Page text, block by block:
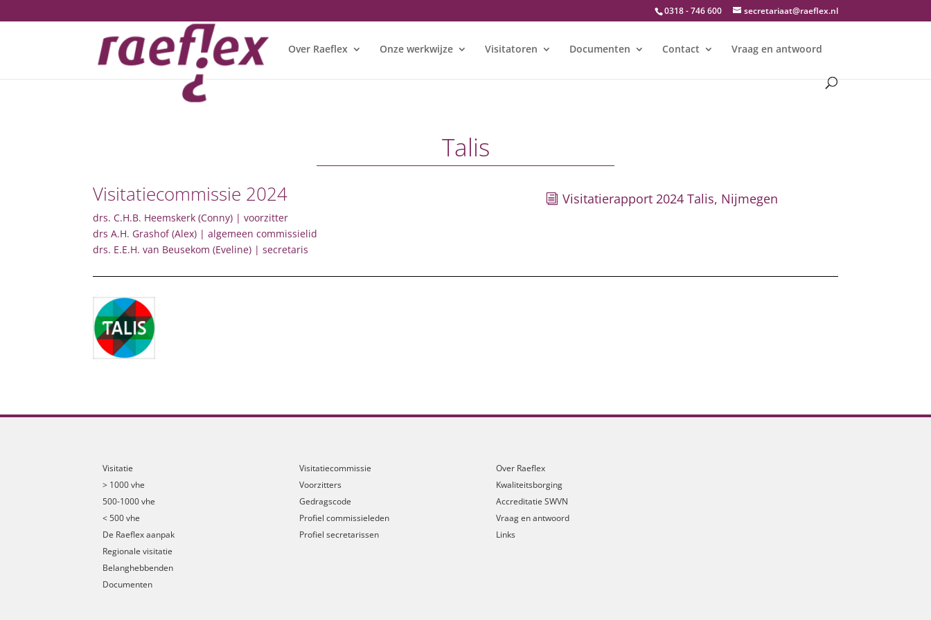
0318 - 746 600 secretariaat@raeflex.nl
Over Raeflex Onze werkwijze Visitatoren Documenten Contact Vraag en antwoord
Talis
Visitatiecommissie 2024
drs. C.H.B. Heemskerk (Conny) | voorzitter
drs A.H. Grashof (Alex) | algemeen commissielid
drs. E.E.H. van Beusekom (Eveline) | secretaris
Visitatierapport 2024 Talis, Nijmegen
Visitatie
> 1000 vhe
500-1000 vhe
< 500 vhe
De Raeflex aanpak
Regionale visitatie
Belanghebbenden
Documenten
Visitatiecommissie
Voorzitters
Gedragscode
Profiel commissieleden
Profiel secretarissen
Over Raeflex
Kwaliteitsborging
Accreditatie SWVN
Vraag en antwoord
Links